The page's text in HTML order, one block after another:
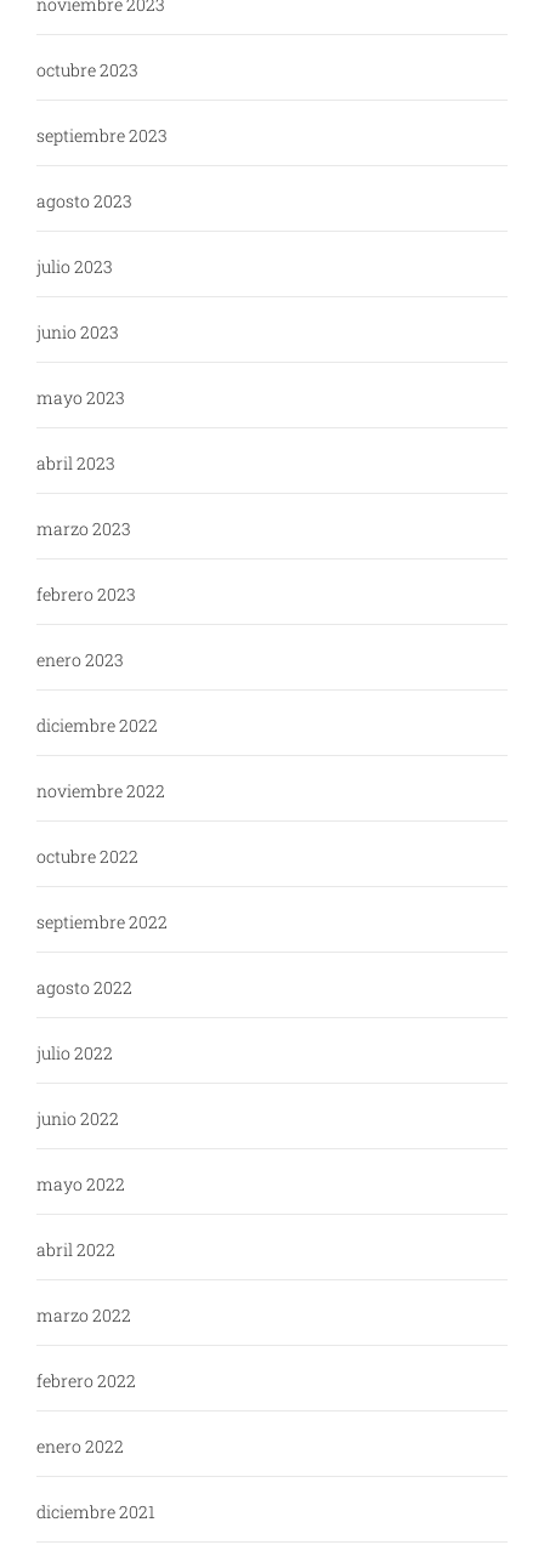
octubre 2023
septiembre 2023
agosto 2023
julio 2023
junio 2023
mayo 2023
abril 2023
marzo 2023
febrero 2023
enero 2023
diciembre 2022
noviembre 2022
octubre 2022
septiembre 2022
agosto 2022
julio 2022
junio 2022
mayo 2022
abril 2022
marzo 2022
febrero 2022
enero 2022
diciembre 2021